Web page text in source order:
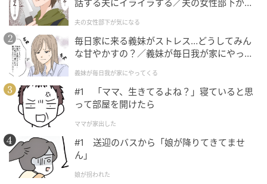
話する夫にイライラする／夫の女性部下が気
夫の女性部下が気になる
毎日家に来る義妹がストレス…どうしてみん
な甘やかすの？／義妹が毎日我が家にやって
が】
義妹が毎日我が家にやってくる
#1 「ママ、生きてるよね？」寝ていると思
って部屋を開けたら
ママが家出した
#1 送迎のバスから「娘が降りてきてませ
ん」
娘が拐われた